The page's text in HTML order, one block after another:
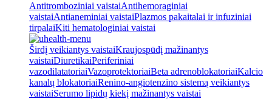
Antitromboziniai vaistaiAntihemoraginiai
vaistaiAntianeminiai vaistaiPlazmos pakaitalai ir infuziniai
tirpalaiKiti hematologiniai vaistai
Širdį veikiantys vaistaiKraujospūdį mažinantys
vaistaiDiuretikaiPeriferiniai
vazodilatatoriaiVazoprotektoriaiBeta adrenoblokatoriaiKalcio
kanalų blokatoriaiRenino-angiotenzino sistemą veikiantys
vaistaiSerumo lipidų kiekį mažinantys vaistai